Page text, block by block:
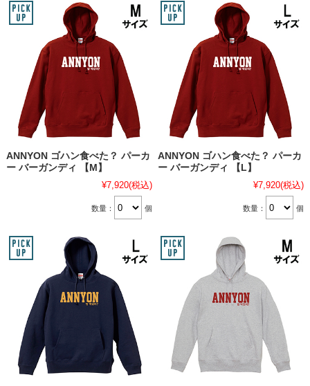
ANNYON ゴハン食べた？ パーカ
ー バーガンディ 【M】
¥7,920(税込)
数量： 個
ANNYON ゴハン食べた？ パーカ
ー バーガンディ 【L】
¥7,920(税込)
数量： 個